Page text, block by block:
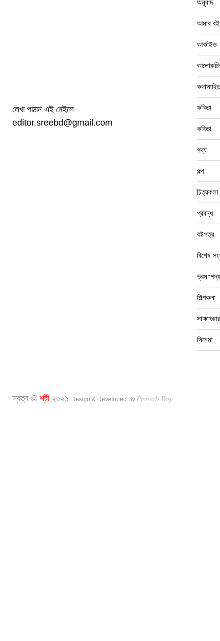
লেখা পাঠান এই মেইলে
editor.sreebd@gmail.com
অনুবাদ
আমার বই
আর্কাইভ
কবিতা
কবিতা
গদ্য
গল্প
চিত্রকলা
প্রবন্ধ
বইপত্র
বিশেষ
ভ্রমণগদ্য
শিল্পকলা
সাক্ষাৎকার
সিনেমা
স্বত্ব ©শ্রী ২০২১ Design & Developed By Pronab Roy